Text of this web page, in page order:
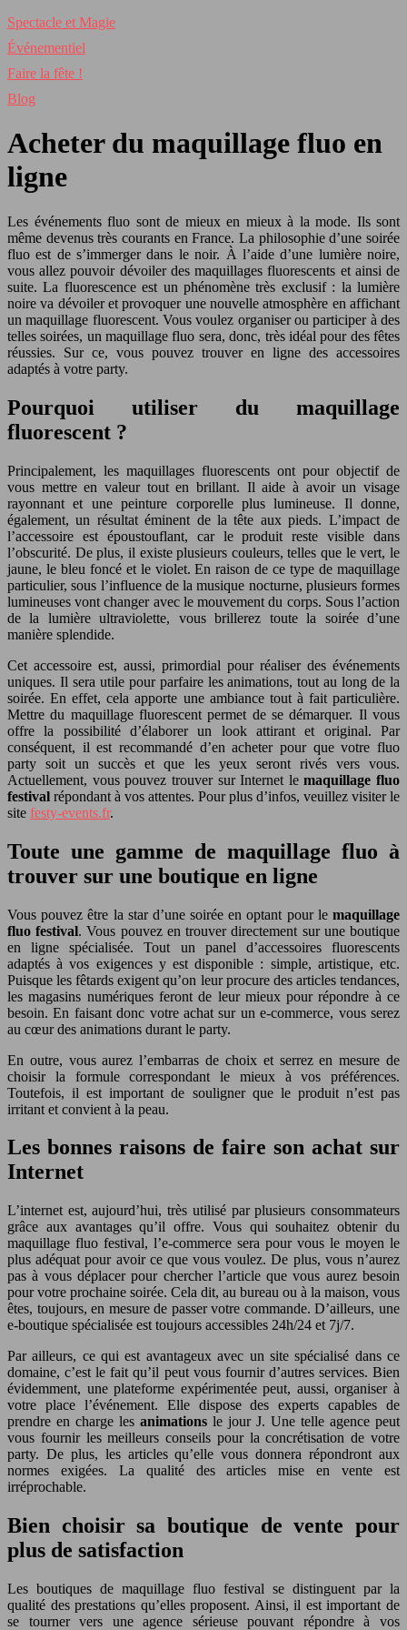
Spectacle et Magie
Événementiel
Faire la fête !
Blog
Acheter du maquillage fluo en
ligne
Les événements fluo sont de mieux en mieux à la mode. Ils sont
même devenus très courants en France. La philosophie d’une soirée
fluo est de s’immerger dans le noir. À l’aide d’une lumière noire,
vous allez pouvoir dévoiler des maquillages fluorescents et ainsi de
suite. La fluorescence est un phénomène très exclusif : la lumière
noire va dévoiler et provoquer une nouvelle atmosphère en affichant
un maquillage fluorescent. Vous voulez organiser ou participer à des
telles soirées, un maquillage fluo sera, donc, très idéal pour des fêtes
réussies. Sur ce, vous pouvez trouver en ligne des accessoires
adaptés à votre party.
Pourquoi utiliser du maquillage
fluorescent ?
Principalement, les maquillages fluorescents ont pour objectif de
vous mettre en valeur tout en brillant. Il aide à avoir un visage
rayonnant et une peinture corporelle plus lumineuse. Il donne,
également, un résultat éminent de la tête aux pieds. L’impact de
l’accessoire est époustouflant, car le produit reste visible dans
l’obscurité. De plus, il existe plusieurs couleurs, telles que le vert, le
jaune, le bleu foncé et le violet. En raison de ce type de maquillage
particulier, sous l’influence de la musique nocturne, plusieurs formes
lumineuses vont changer avec le mouvement du corps. Sous l’action
de la lumière ultraviolette, vous brillerez toute la soirée d’une
manière splendide.
Cet accessoire est, aussi, primordial pour réaliser des événements
uniques. Il sera utile pour parfaire les animations, tout au long de la
soirée. En effet, cela apporte une ambiance tout à fait particulière.
Mettre du maquillage fluorescent permet de se démarquer. Il vous
offre la possibilité d’élaborer un look attirant et original. Par
conséquent, il est recommandé d’en acheter pour que votre fluo
party soit un succès et que les yeux seront rivés vers vous.
Actuellement, vous pouvez trouver sur Internet lemaquillage fluo
festival répondant à vos attentes. Pour plus d’infos, veuillez visiter le
site festy-events.fr.
Toute une gamme de maquillage fluo à
trouver sur une boutique en ligne
Vous pouvez être la star d’une soirée en optant pour le maquillage
fluo festival. Vous pouvez en trouver directement sur une boutique
en ligne spécialisée. Tout un panel d’accessoires fluorescents
adaptés à vos exigences y est disponible : simple, artistique, etc.
Puisque les fêtards exigent qu’on leur procure des articles tendances,
les magasins numériques feront de leur mieux pour répondre à ce
besoin. En faisant donc votre achat sur un e-commerce, vous serez
au cœur des animations durant le party.
En outre, vous aurez l’embarras de choix et serrez en mesure de
choisir la formule correspondant le mieux à vos préférences.
Toutefois, il est important de souligner que le produit n’est pas
irritant et convient à la peau.
Les bonnes raisons de faire son achat sur
Internet
L’internet est, aujourd’hui, très utilisé par plusieurs consommateurs
grâce aux avantages qu’il offre. Vous qui souhaitez obtenir du
maquillage fluo festival, l’e-commerce sera pour vous le moyen le
plus adéquat pour avoir ce que vous voulez. De plus, vous n’aurez
pas à vous déplacer pour chercher l’article que vous aurez besoin
pour votre prochaine soirée. Cela dit, au bureau ou à la maison, vous
êtes, toujours, en mesure de passer votre commande. D’ailleurs, une
e-boutique spécialisée est toujours accessibles 24h/24 et 7j/7.
Par ailleurs, ce qui est avantageux avec un site spécialisé dans ce
domaine, c’est le fait qu’il peut vous fournir d’autres services. Bien
évidemment, une plateforme expérimentée peut, aussi, organiser à
votre place l’événement. Elle dispose des experts capables de
prendre en charge les animations le jour J. Une telle agence peut
vous fournir les meilleurs conseils pour la concrétisation de votre
party. De plus, les articles qu’elle vous donnera répondront aux
normes exigées. La qualité des articles mise en vente est
irréprochable.
Bien choisir sa boutique de vente pour
plus de satisfaction
Les boutiques de maquillage fluo festival se distinguent par la
qualité des prestations qu’elles proposent. Ainsi, il est important de
se tourner vers une agence sérieuse pouvant répondre à vos